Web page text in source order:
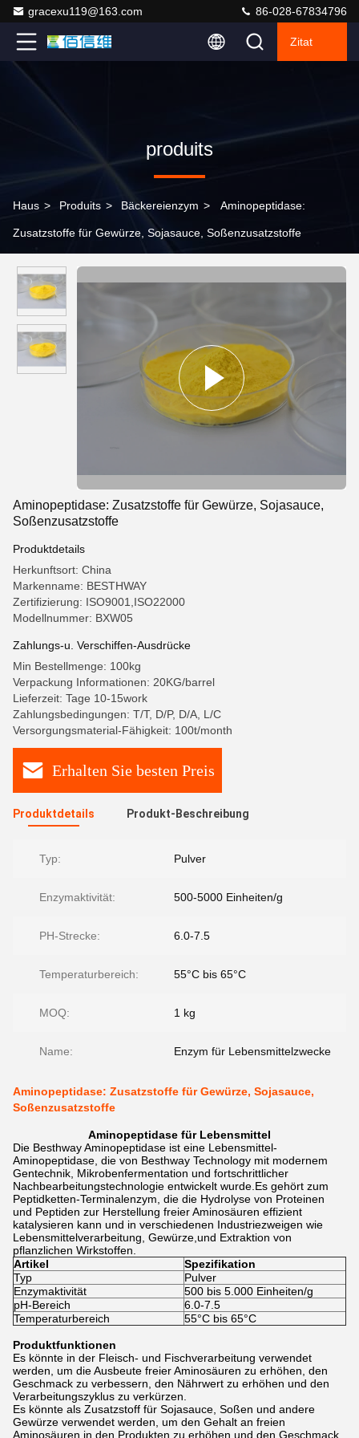
gracexu119@163.com 86-028-67834796
Zitat
produits
Haus > Produits > Bäckereienzym > Aminopeptidase:
Zusatzstoffe für Gewürze, Sojasauce, Soßenzusatzstoffe
Aminopeptidase: Zusatzstoffe für Gewürze, Sojasauce,
Soßenzusatzstoffe
Produktdetails
Herkunftsort: China
Markenname: BESTHWAY
Zertifizierung: ISO9001,ISO22000
Modellnummer: BXW05
Zahlungs-u. Verschiffen-Ausdrücke
Min Bestellmenge: 100kg
Verpackung Informationen: 20KG/barrel
Lieferzeit: Tage 10-15work
Zahlungsbedingungen: T/T, D/P, D/A, L/C
Versorgungsmaterial-Fähigkeit: 100t/month
Erhalten Sie besten Preis
Produktdetails Produkt-Beschreibung
Typ: Pulver
Enzymaktivität: 500-5000 Einheiten/g
PH-Strecke: 6.0-7.5
Temperaturbereich: 55°C bis 65°C
MOQ: 1 kg
Name: Enzym für Lebensmittelzwecke
Aminopeptidase: Zusatzstoffe für Gewürze, Sojasauce,
Soßenzusatzstoffe
Aminopeptidase für Lebensmittel
Die Besthway Aminopeptidase ist eine Lebensmittel-
Aminopeptidase, die von Besthway Technology mit modernem
Gentechnik, Mikrobenfermentation und fortschrittlicher
Nachbearbeitungstechnologie entwickelt wurde.Es gehört zum
Peptidketten-Terminalenzym, die die Hydrolyse von Proteinen
und Peptiden zur Herstellung freier Aminosäuren effizient
katalysieren kann und in verschiedenen Industriezweigen wie
Lebensmittelverarbeitung, Gewürze,und Extraktion von
pflanzlichen Wirkstoffen.
Artikel
Spezifikation
Typ
Pulver
Enzymaktivität
500 bis 5.000 Einheiten/g
pH-Bereich
6.0-7.5
Temperaturbereich
55°C bis 65°C
Produktfunktionen
Es könnte in der Fleisch- und Fischverarbeitung verwendet
werden, um die Ausbeute freier Aminosäuren zu erhöhen, den
Geschmack zu verbessern, den Nährwert zu erhöhen und den
Verarbeitungszyklus zu verkürzen.
Es könnte als Zusatzstoff für Sojasauce, Soßen und andere
Gewürze verwendet werden, um den Gehalt an freien
Aminosäuren in den Produkten zu erhöhen und den Geschmack